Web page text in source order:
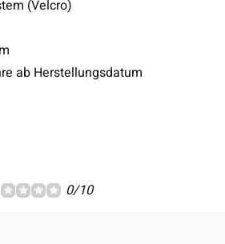
(Velcro)
ab Herstellungsdatum
0/10